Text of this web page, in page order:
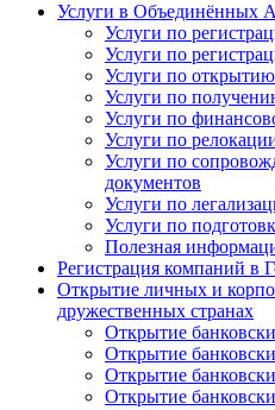
Услуги в Объединённых
Услуги по
Услуги по
Услуги по
Услуги по
Услуги по
Услуги по
Услуги по
документов
Услуги по
Услуги по
Полезная
Регистрация компаний в
Открытие личных и
дружественных странах
Открытие
Открытие
Открытие
Открытие